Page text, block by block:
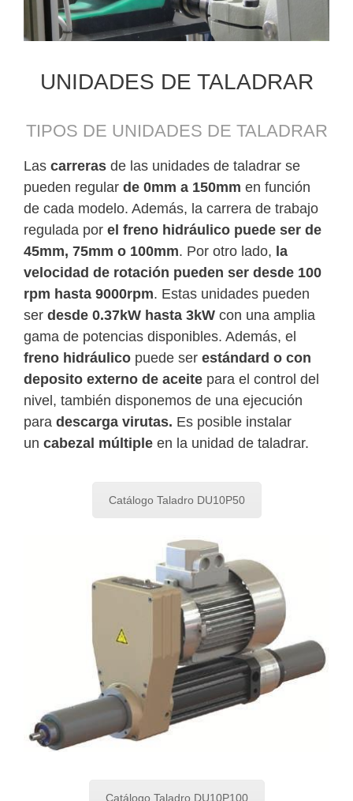
UNIDADES DE TALADRAR
TIPOS DE UNIDADES DE TALADRAR
Las carreras de las unidades de taladrar se
pueden regular de 0mm a 150mm en función
de cada modelo. Además, la carrera de trabajo
regulada por el freno hidráulico puede ser de
45mm, 75mm o 100mm. Por otro lado, la
velocidad de rotación pueden ser desde 100
rpm hasta 9000rpm. Estas unidades pueden
ser desde 0.37kW hasta 3kW con una amplia
gama de potencias disponibles. Además, el
freno hidráulico puede ser estándard o con
deposito externo de aceite para el control del
nivel, también disponemos de una ejecución
para descarga virutas. Es posible instalar
un cabezal múltiple en la unidad de taladrar.
Catálogo Taladro DU10P50
Catálogo Taladro DU10P100